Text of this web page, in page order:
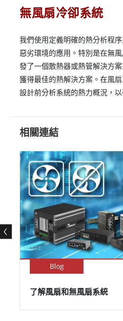
無風扇冷卻系統
我們使用定義明確的熱分析程
惡劣環境的應用。特別是在無
發了一個散熱器或熱管解決方
獲得最佳的熱解決方案。在風
設計前分析系統的熱力概況，
相關連結
Blog
了解風扇和無風扇系統